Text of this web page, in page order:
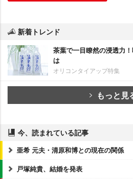
新着トレンド
茶葉で一目瞭然の浸透力
は
オリコンタイアップ特集
もっと見
今、読まれている記事
亜希 元夫・清原和博との現在の関係
戸塚純貴、結婚を発表